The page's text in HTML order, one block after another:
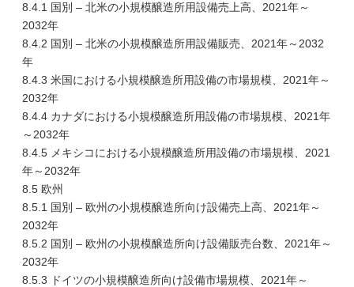
8.4.1 国別 – 北米の小規模醸造所用設備売上高、2021年～
2032年
8.4.2 国別 – 北米の小規模醸造所用設備販売、2021年～2032
年
8.4.3 米国における小規模醸造所用設備の市場規模、2021年～
2032年
8.4.4 カナダにおける小規模醸造所用設備の市場規模、2021年
～2032年
8.4.5 メキシコにおける小規模醸造所用設備の市場規模、2021
年～2032年
8.5 欧州
8.5.1 国別 – 欧州の小規模醸造所向け設備売上高、2021年～
2032年
8.5.2 国別 – 欧州の小規模醸造所向け設備販売台数、2021年～
2032年
8.5.3 ドイツの小規模醸造所向け設備市場規模、2021年～